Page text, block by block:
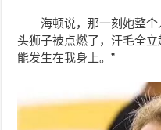
海顿说，那一刻她整
头狮子被点燃了，汗毛全
能发生在我身上。”